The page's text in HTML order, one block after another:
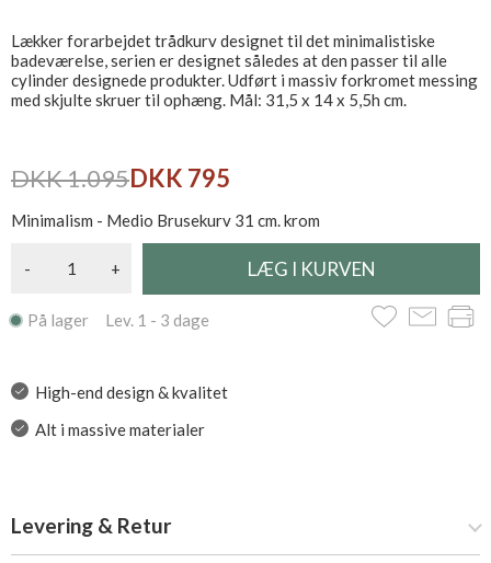
Lækker forarbejdet trådkurv designet til det minimalistiske
badeværelse, serien er designet således at den passer til alle
cylinder designede produkter. Udført i massiv forkromet messing
med skjulte skruer til ophæng. Mål: 31,5 x 14 x 5,5h cm.
DKK 1.095DKK 795
Minimalism - Medio Brusekurv 31 cm. krom
- +
På lager Lev. 1 - 3 dage
High-end design & kvalitet
Alt i massive materialer
Levering & Retur